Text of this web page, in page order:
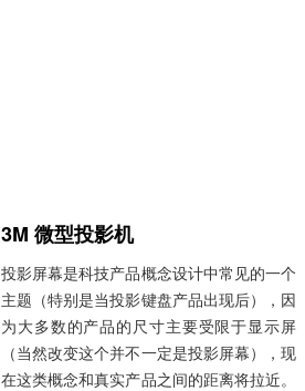
3M 微型投影机
投影屏幕是科技产品概念设计中常见的一个
主题（特别是当投影键盘产品出现后），因
为大多数的产品的尺寸主要受限于显示屏
（当然改变这个并不一定是投影屏幕），现
在这类概念和真实产品之间的距离将拉近。